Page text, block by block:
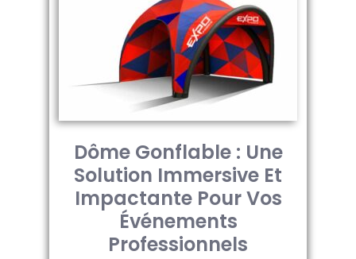
Dôme Gonflable : Une
Solution Immersive Et
Impactante Pour Vos
Événements
Professionnels